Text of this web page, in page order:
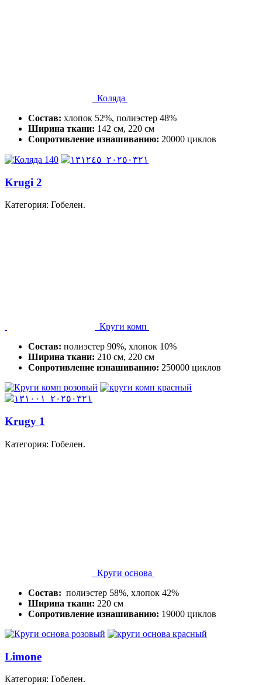
Коляда
Состав: хлопок 52%, полиэстер 48%
Ширина ткани: 142 см, 220 см
Сопротивление изнашиванию: 20000 циклов
Krugi 2
Категория: Гобелен.
Круги комп
Состав: полиэстер 90%, хлопок 10%
Ширина ткани: 210 см, 220 см
Сопротивление изнашиванию: 250000 циклов
Krugy 1
Категория: Гобелен.
Круги основа
Состав: полиэстер 58%, хлопок 42%
Ширина ткани: 220 см
Сопротивление изнашиванию: 19000 циклов
Limone
Категория: Гобелен.